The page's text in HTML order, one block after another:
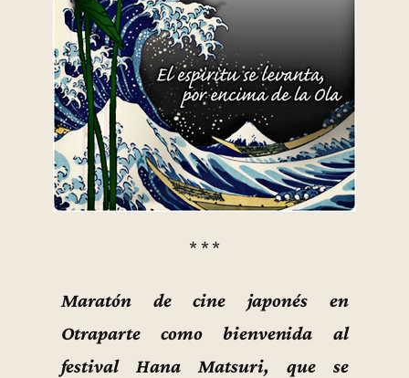
* * *
Maratón de cine japonés en
Otraparte como bienvenida al
festival Hana Matsuri, que se